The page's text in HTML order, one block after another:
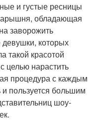
и густые ресницы
обладающая
заворожить
которых
такой красотой
целью нарастить
процедура с каждым
пользуется большим
шоу-